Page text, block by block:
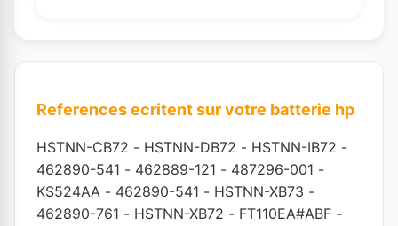
References ecritent sur votre batterie hp
HSTNN-CB72 - HSTNN-DB72 - HSTNN-IB72 -
462890-541 - 462889-121 - 487296-001 -
KS524AA - 462890-541 - HSTNN-XB73 -
462890-761 - HSTNN-XB72 - FT110EA#ABF -